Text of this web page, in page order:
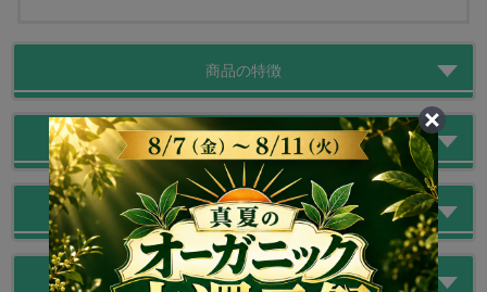
商品の特徴
オーガニックセレクターからの一言
注意点
どんな人にオススメ？